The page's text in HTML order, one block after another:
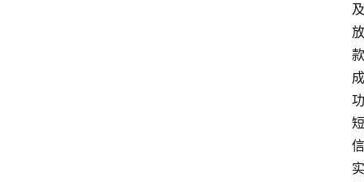
及
放
款
成
功
短
信
实